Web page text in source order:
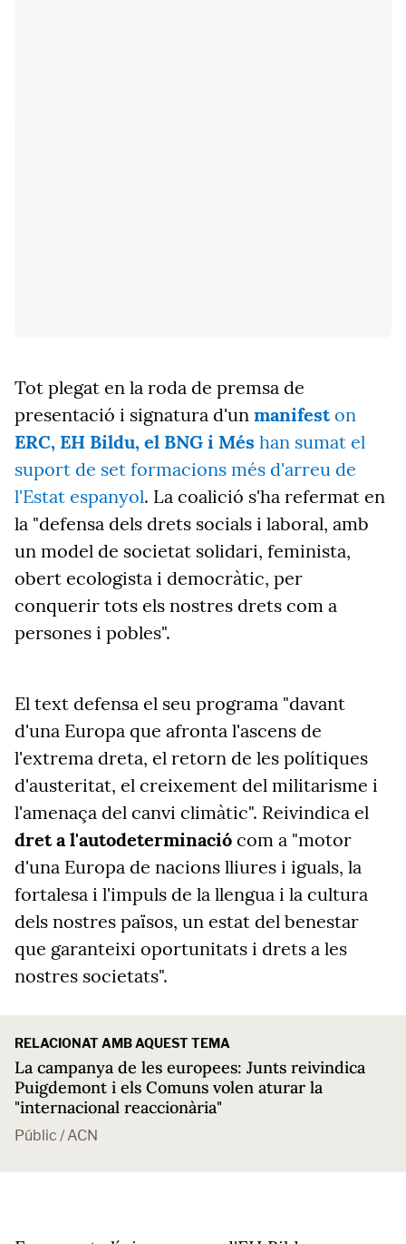
Tot plegat en la roda de premsa de
presentació i signatura d'un manifeston
ERC, EH Bildu, el BNG i Més han sumat el
suport de set formacions més d'arreu de
l'Estat espanyol. La coalició s'ha refermat en
la "defensa dels drets socials i laboral, amb
un model de societat solidari, feminista,
obert ecologista i democràtic, per
conquerir tots els nostres drets com a
persones i pobles".
El text defensa el seu programa "davant
d'una Europa que afronta l'ascens de
l'extrema dreta, el retorn de les polítiques
d'austeritat, el creixement del militarisme i
l'amenaça del canvi climàtic". Reivindica el
dret a l'autodeterminació com a "motor
d'una Europa de nacions lliures i iguals, la
fortalesa i l'impuls de la llengua i la cultura
dels nostres països, un estat del benestar
que garanteixi oportunitats i drets a les
nostres societats".
RELACIONAT AMB AQUEST TEMA
La campanya de les europees: Junts reivindica
Puigdemont i els Comuns volen aturar la
"internacional reaccionària"
Públic / ACN